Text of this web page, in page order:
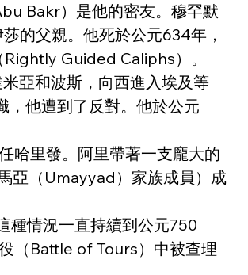
Bakr）是他的密友。穆罕默
的父親。他死於公元634年，
Guided Caliphs）。
亞和波斯，向西進入埃及等
他遭到了反對。他於公元
哈里發。阿里帶著一支龐大的
亞（Umayyad）家族成員）成
種情況一直持續到公元750
（Battle of Tours）中被查理